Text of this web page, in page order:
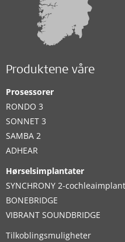
Produktene våre
Prosessorer
RONDO 3
SONNET 3
SAMBA 2
ADHEAR
Hørselsimplantater
SYNCHRONY 2-
BONEBRIDGE
VIBRANT SOUNDBRIDGE
Tilkoblingsmuligheter